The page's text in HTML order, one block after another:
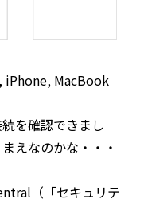
iPhone, MacBook
を確認できまし
えなのかな・・・
（「セキュリテ